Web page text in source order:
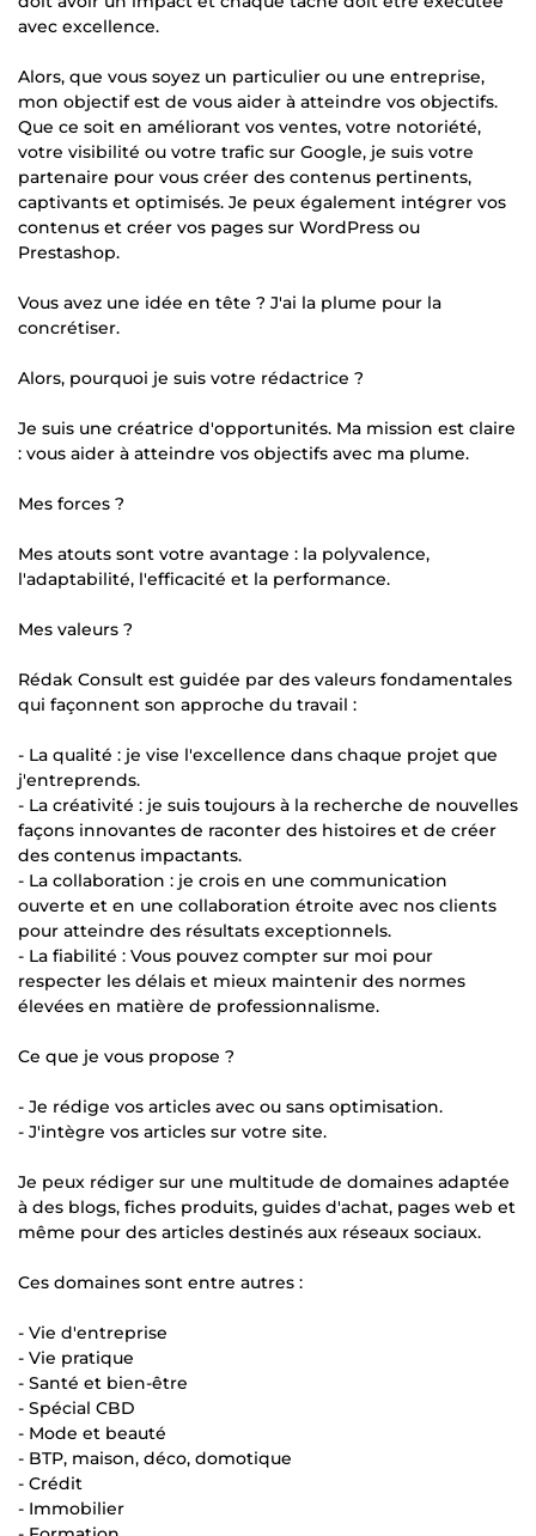
avec excellence.
Alors, que vous soyez un particulier ou une entreprise,
mon objectif est de vous aider à atteindre vos objectifs.
Que ce soit en améliorant vos ventes, votre notoriété,
votre visibilité ou votre trafic sur Google, je suis votre
partenaire pour vous créer des contenus pertinents,
captivants et optimisés. Je peux également intégrer vos
contenus et créer vos pages sur WordPress ou
Prestashop.
Vous avez une idée en tête ? J'ai la plume pour la
concrétiser.
Alors, pourquoi je suis votre rédactrice ?
Je suis une créatrice d'opportunités. Ma mission est claire
: vous aider à atteindre vos objectifs avec ma plume.
Mes forces ?
Mes atouts sont votre avantage : la polyvalence,
l'adaptabilité, l'efficacité et la performance.
Mes valeurs ?
Rédak Consult est guidée par des valeurs fondamentales
qui façonnent son approche du travail :
- La qualité : je vise l'excellence dans chaque projet que
j'entreprends.
- La créativité : je suis toujours à la recherche de nouvelles
façons innovantes de raconter des histoires et de créer
des contenus impactants.
- La collaboration : je crois en une communication
ouverte et en une collaboration étroite avec nos clients
pour atteindre des résultats exceptionnels.
- La fiabilité : Vous pouvez compter sur moi pour
respecter les délais et mieux maintenir des normes
élevées en matière de professionnalisme.
Ce que je vous propose ?
- Je rédige vos articles avec ou sans optimisation.
- J'intègre vos articles sur votre site.
Je peux rédiger sur une multitude de domaines adaptée
à des blogs, fiches produits, guides d'achat, pages web et
même pour des articles destinés aux réseaux sociaux.
Ces domaines sont entre autres :
- Vie d'entreprise
- Vie pratique
- Santé et bien-être
- Spécial CBD
- Mode et beauté
- BTP, maison, déco, domotique
- Crédit
- Immobilier